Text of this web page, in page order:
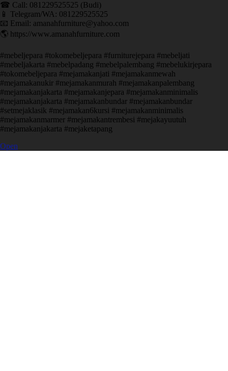
☎ Call: 081229525525 (Budi)
📱 Telegram/WA: 081229525525
📧 Email: amanahfurniture@yahoo.com
🌎 https://www.amanahfurniture.com
#mebeljepara #tokomebeljepara #furniturejepara #mebeljati
#mebeljakarta #mebelpadang #mebelpalembang #mebelukirjepara
#tokomebeljepara #mejamakanjati #mejamakanmewah
#mejamakanukir #mejamakanmurah #mejamakanpalembang
#mejamakanjakarta #mejamakanjepara #mejamakanminimalis
#mejamakanjakarta #mejamakanbundar #mejamakanbundar
#setmejaklasik #mejamakan6kursi #mejamakanminimalis
#mejamakanmarmer #mejamakantrembesi #mejakayuutuh
#mejamakanjakarta #mejaketapang
Open